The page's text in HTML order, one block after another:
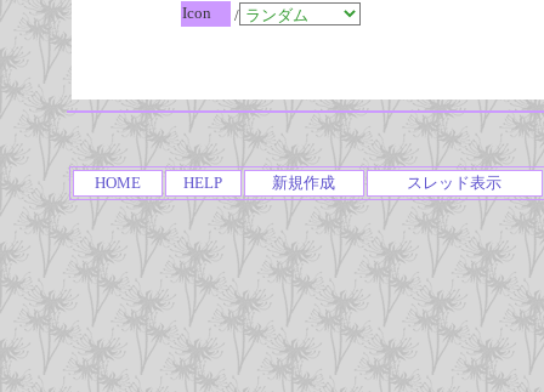
Icon
/
HOME HELP 新規作成 スレッド表示